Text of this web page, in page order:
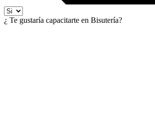
¿ Te gustaría capacitarte en Bisutería?